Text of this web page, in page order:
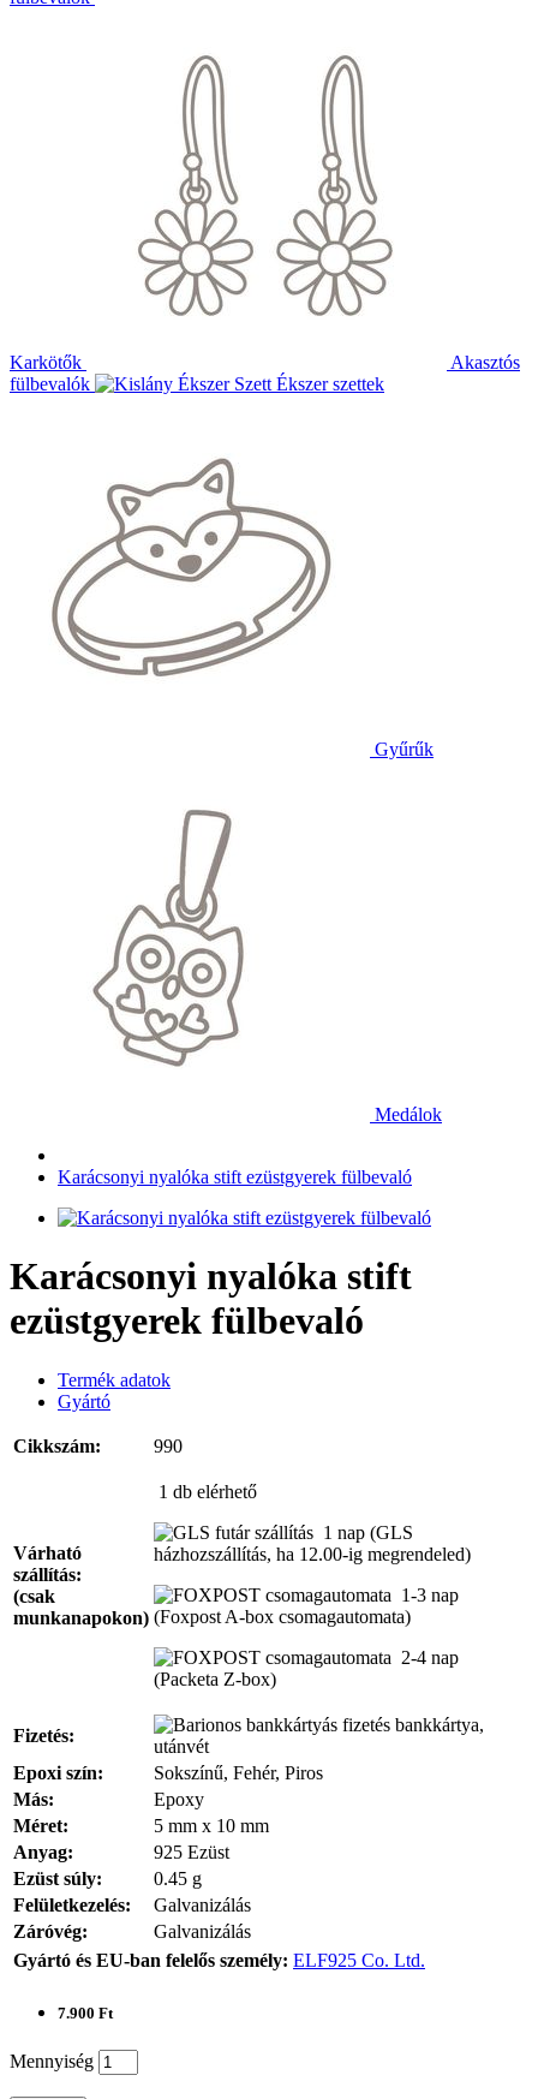
Karkötők
Akasztós
fülbevalók
Ékszer szettek
Gyűrűk
Medálok
Karácsonyi nyalóka stift ezüstgyerek fülbevaló
Karácsonyi nyalóka stift
ezüstgyerek fülbevaló
Termék adatok
Gyártó
Cikkszám: 990
Várható
szállítás:
(csak
munkanapokon)
1 db elérhető
1 nap (GLS
házhozszállítás, ha 12.00-ig megrendeled)
1-3 nap
(Foxpost A-box csomagautomata)
2-4 nap
(Packeta Z-box)
Fizetés:
bankkártya,
utánvét
Epoxi szín:
Sokszínű, Fehér, Piros
Más:
Epoxy
Méret:
5 mm x 10 mm
Anyag:
925 Ezüst
Ezüst súly:
0.45 g
Felületkezelés:
Galvanizálás
Záróvég:
Galvanizálás
Gyártó és EU-ban felelős személy: ELF925 Co. Ltd.
7.900 Ft
Mennyiség